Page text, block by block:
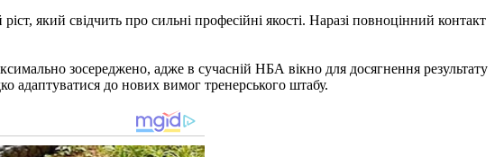
який свідчить про сильні професійні якості. Наразі повноцінний контакт
зосереджено, адже в сучасній НБА вікно для досягнення результату
адаптуватися до нових вимог тренерського штабу.